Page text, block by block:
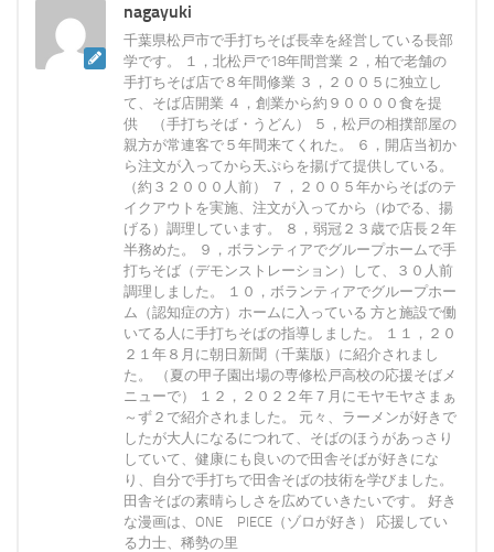
nagayuki
千葉県松戸市で手打ちそば長幸を経営している長部
学です。 １，北松戸で18年間営業 ２，柏で老舗の
手打ちそば店で８年間修業 ３，２００５に独立し
て、そば店開業 ４，創業から約９００００食を提
供 （手打ちそば・うどん） ５，松戸の相撲部屋の
親方が常連客で５年間来てくれた。 ６，開店当初か
ら注文が入ってから天ぷらを揚げて提供している。
（約３２０００人前） ７，２００５年からそばのテ
イクアウトを実施、注文が入ってから（ゆでる、揚
げる）調理しています。 ８，弱冠２３歳で店長２年
半務めた。 ９，ボランティアでグループホームで手
打ちそば（デモンストレーション）して、３０人前
調理しました。 １０，ボランティアでグループホー
ム（認知症の方）ホームに入っている 方と施設で働
いてる人に手打ちそばの指導しました。 １１，２０
２１年８月に朝日新聞（千葉版）に紹介されまし
た。 （夏の甲子園出場の専修松戸高校の応援そばメ
ニューで） １２，２０２２年７月にモヤモヤさまぁ
～ず２で紹介されました。 元々、ラーメンが好きで
したが大人になるにつれて、そばのほうがあっさり
していて、健康にも良いので田舎そばが好きにな
り、自分で手打ちで田舎そばの技術を学びました。
田舎そばの素晴らしさを広めていきたいです。 好き
な漫画は、ONE PIECE（ゾロが好き） 応援してい
る力士、稀勢の里